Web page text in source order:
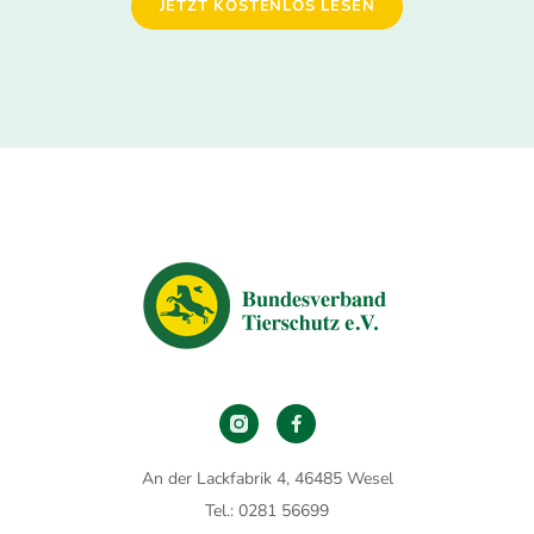
JETZT KOSTENLOS LESEN
An der Lackfabrik 4, 46485 Wesel
Tel.: 0281 56699